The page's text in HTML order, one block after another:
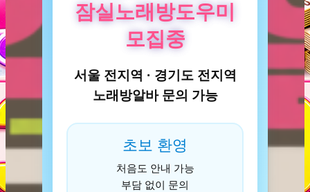
잠실노래방도우미
모집중
서울 전지역 · 경기도 전지역
노래방알바 문의 가능
초보 환영
처음도 안내 가능
부담 없이 문의